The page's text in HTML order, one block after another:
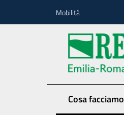
Mobilità
Cosa facciamo